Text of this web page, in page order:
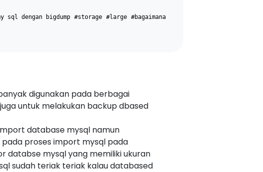
sql dengan bigdump #storage #large #bagaimana
digunakan pada berbagai
untuk melakukan backup dbased
database mysql namun
proses import mysql pada
databse mysql yang memiliki ukuran
sudah teriak teriak kalau databased